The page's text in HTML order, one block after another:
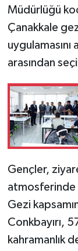
Müdürlüğü
Çanakkale
arasından
Gençler,
atmosferinde
Gezi
Conkbayırı,
kahramanlık